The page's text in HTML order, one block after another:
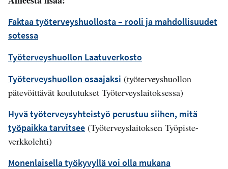
Faktaa työterveyshuollosta – rooli ja mahdollisuudet
sotessa
Työterveyshuollon Laatuverkosto
Työterveyshuollon osaajaksi (työterveyshuollon
pätevöittävät koulutukset Työterveyslaitoksessa)
Hyvä työterveysyhteistyö perustuu siihen, mitä
työpaikka tarvitsee (Työterveyslaitoksen Työpiste-
verkkolehti)
Monenlaisella työkyvyllä voi olla mukana